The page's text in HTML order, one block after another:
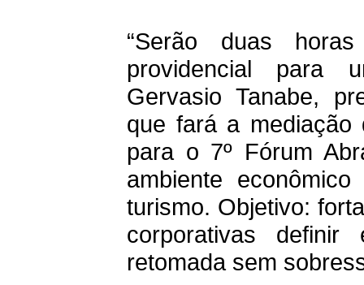
“Serão duas
providencial para
Gervasio Tanabe,
que fará a mediação
para o 7º Fórum
ambiente
turismo. Objetivo:
corporativas definir
retomada sem